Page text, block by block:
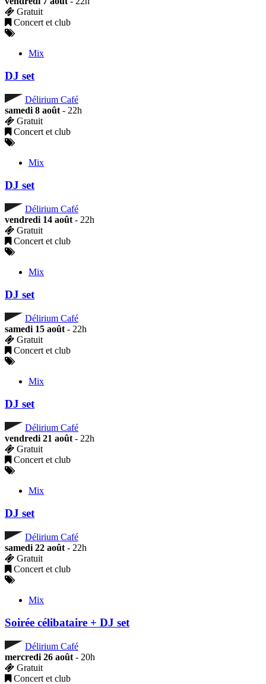
Gratuit
Concert et club
Mix
DJ set
Délirium Café
samedi 8 août - 22h
Gratuit
Concert et club
Mix
DJ set
Délirium Café
vendredi 14 août - 22h
Gratuit
Concert et club
Mix
DJ set
Délirium Café
samedi 15 août - 22h
Gratuit
Concert et club
Mix
DJ set
Délirium Café
vendredi 21 août - 22h
Gratuit
Concert et club
Mix
DJ set
Délirium Café
samedi 22 août - 22h
Gratuit
Concert et club
Mix
Soirée célibataire + DJ set
Délirium Café
mercredi 26 août - 20h
Gratuit
Concert et club